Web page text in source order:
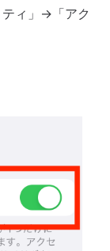
ィ」→「アク